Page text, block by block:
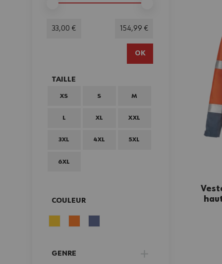
Minimum value
33,00 €
Valeur maximale
154,99 €
OK
TAILLE
FILTER
XS S M
L XL XXL
3XL 4XL 5XL
6XL
COULEUR
FILTER
GENRE